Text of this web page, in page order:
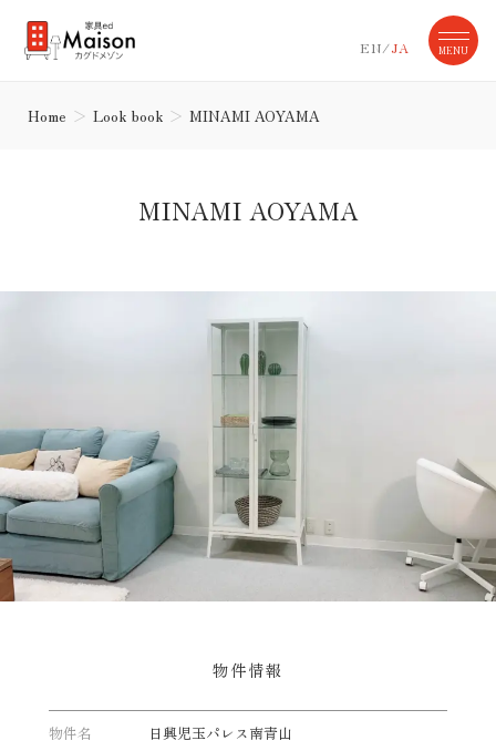
Home Look book MINAMI AOYAMA
MINAMI AOYAMA
物件情報
物件名 日興児玉パレス南青山
EN/JA MENU